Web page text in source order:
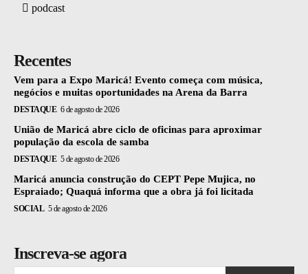
podcast
Recentes
Vem para a Expo Maricá! Evento começa com música,
negócios e muitas oportunidades na Arena da Barra
DESTAQUE 6 de agosto de 2026
União de Maricá abre ciclo de oficinas para aproximar
população da escola de samba
DESTAQUE 5 de agosto de 2026
Maricá anuncia construção do CEPT Pepe Mujica, no
Espraiado; Quaquá informa que a obra já foi licitada
SOCIAL 5 de agosto de 2026
Inscreva-se agora